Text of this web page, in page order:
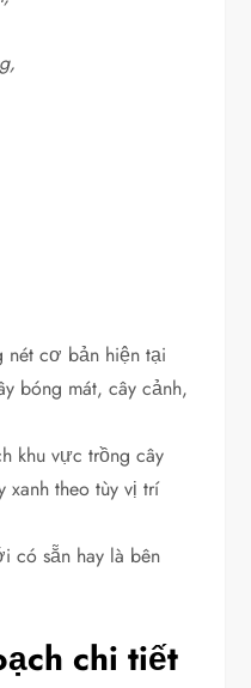
nét cơ bản hiện tại
bóng mát, cây cảnh,
khu vực trồng cây
xanh theo tùy vị trí
có sẵn hay là bên
chi tiết